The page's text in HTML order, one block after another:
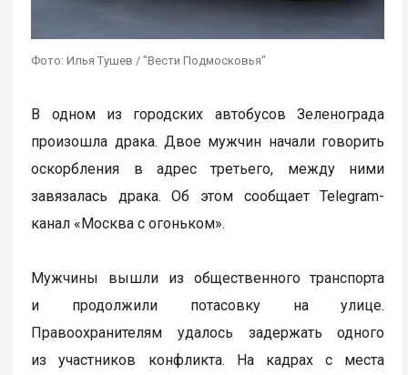
Фото: Илья Тушев / "Вести Подмосковья"
В одном из городских автобусов Зеленограда
произошла драка. Двое мужчин начали говорить
оскорбления в адрес третьего, между ними
завязалась драка. Об этом сообщает Telegram-
канал «Москва с огоньком».
Мужчины вышли из общественного транспорта
и продолжили потасовку на улице.
Правоохранителям удалось задержать одного
из участников конфликта. На кадрах с места